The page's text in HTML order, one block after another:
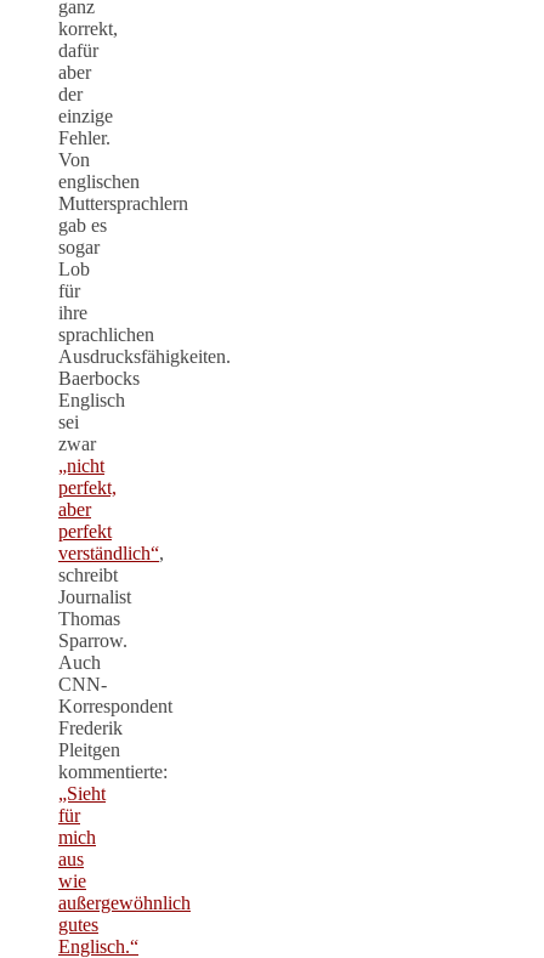
ganz
korrekt,
dafür
aber
der
einzige
Fehler.
Von
englischen
Muttersprachlern
gab es
sogar
Lob
für
ihre
sprachlichen
Ausdrucksfähigkeiten.
Baerbocks
Englisch
sei
zwar
„nicht
perfekt,
aber
perfekt
verständlich“,
schreibt
Journalist
Thomas
Sparrow.
Auch
CNN-
Korrespondent
Frederik
Pleitgen
kommentierte:
„Sieht
für
mich
aus
wie
außergewöhnlich
gutes
Englisch.“